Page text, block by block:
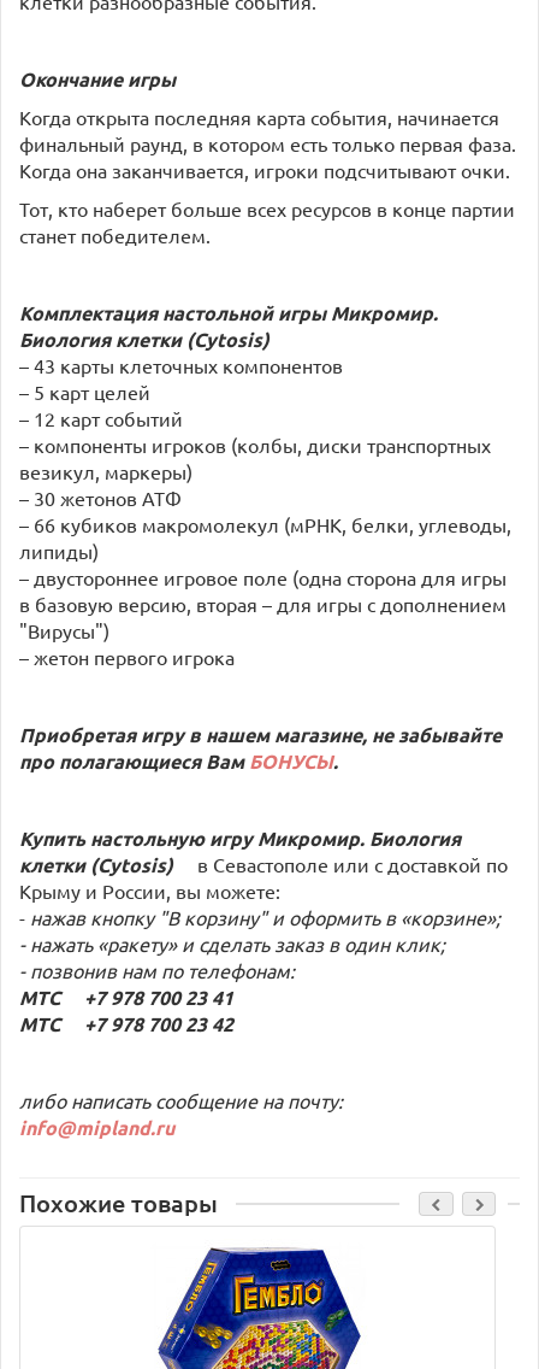
Окончание игры
Когда открыта последняя карта события, начинается
финальный раунд, в котором есть только первая фаза.
Когда она заканчивается, игроки подсчитывают очки.
Тот, кто наберет больше всех ресурсов в конце партии
станет победителем.
Комплектация настольной игрыМикромир.
Биология клетки (Cytosis)
– 43 карты клеточных компонентов
– 5 карт целей
– 12 карт событий
– компоненты игроков (колбы, диски транспортных
везикул, маркеры)
– 30 жетонов АТФ
– 66 кубиков макромолекул (мРНК, белки, углеводы,
липиды)
– двустороннее игровое поле (одна сторона для игры
в базовую версию, вторая – для игры с дополнением
"Вирусы")
– жетон первого игрока
Приобретая игру в нашем магазине, не забывайте
про полагающиеся ВамБОНУСЫ.
Купить настольную игру Микромир. Биология
клетки (Cytosis)
в Севастополе или с доставкой по
Крыму и России, вы можете:
- нажав кнопку "В корзину" и оформить в «корзине»;
- нажать «ракету» и сделать заказ в один клик;
- позвонив нам по телефонам:
МТС +7 978 700 23 41
МТС +7 978 700 23 42
либо написать сообщение на почту:
info@mipland.ru
Похожие товары